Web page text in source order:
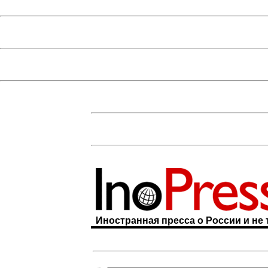
Иностранная пресса о России и не